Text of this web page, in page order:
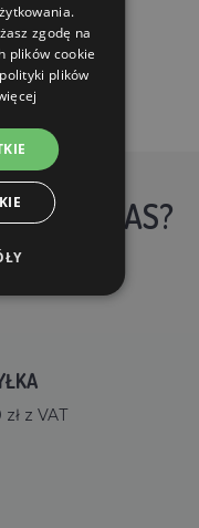
U NAS?
z VAT
zgodę na
plików cookie
plików